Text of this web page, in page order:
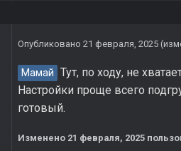
Опубликовано 21 февраля, 2025
Мамай Тут, по ходу, не
Настройки проще всего
готовый.
Изменено 21 февраля, 2025